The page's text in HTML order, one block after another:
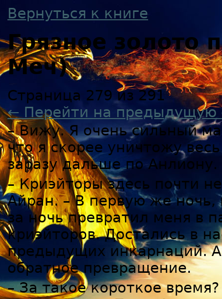
Вернуться к книге
Грязное
Меч)
Страница 279 из 291
← Перейти на предыдущую
– Вижу. Я очень сильный
что я скорее уничтожу
заразу дальше по Анлиону.
– Криэйторы здесь почти
Айран. – В первую же
за ночь превратил меня в
криэйторов. Достались в
предыдущих инкарнаций.
обратное превращение.
– За такое короткое